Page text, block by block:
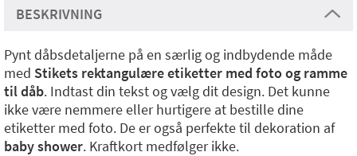
BESKRIVNING
Pynt dåbsdetaljerne på en særlig og indbydende måde
med Stikets rektangulære etiketter med foto og ramme
til dåb. Indtast din tekst og vælg dit design. Det kunne
ikke være nemmere eller hurtigere at bestille dine
etiketter med foto. De er også perfekte til dekoration af
baby shower. Kraftkort medfølger ikke.